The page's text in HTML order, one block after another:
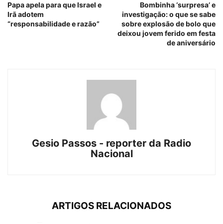
Papa apela para que Israel e
Irã adotem
“responsabilidade e razão”
Bombinha ‘surpresa’ e
investigação: o que se sabe
sobre explosão de bolo que
deixou jovem ferido em festa
de aniversário
Gesio Passos - reporter da Radio
Nacional
ARTIGOS RELACIONADOS